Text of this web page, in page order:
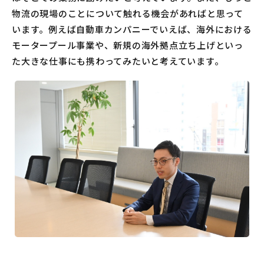
物流の現場のことについて触れる機会があればと思って
います。例えば自動車カンパニーでいえば、海外における
モータープール事業や、新規の海外拠点立ち上げといっ
た大きな仕事にも携わってみたいと考えています。